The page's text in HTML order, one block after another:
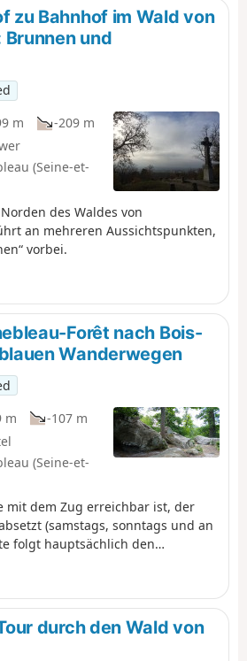
hindurch.
zu Bahnhof im Wald von
und
m
-209 m
(Seine-et-
des Waldes von
an mehreren Aussichtspunkten,
vorbei.
Forêt nach Bois-
Wanderwegen
m
-107 m
(Seine-et-
mit dem Zug erreichbar ist, der
(samstags, sonntags und an
folgt hauptsächlich den
Wege” bezeichnet werden. Man
das Unterholz, weit entfernt von
und auf mehreren Abschnitten
Felsen hindurch.
durch den Wald von